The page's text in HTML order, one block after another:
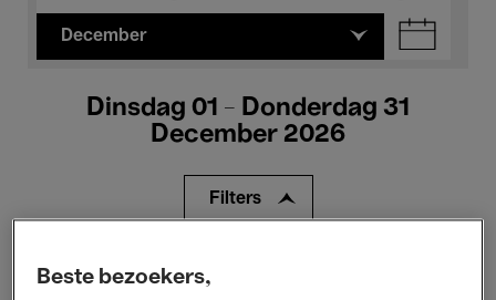
December
Dinsdag 01 - Donderdag 31
December 2026
Filters
Alle evenementen
Beste bezoekers,